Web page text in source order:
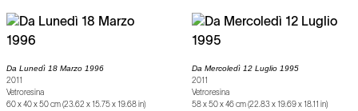
Da Lunedì 18 Marzo 1996
2011
Vetroresina
60 x 40 x 50 cm (23.62 x 15.75 x 19.68 in)
Da Mercoledì 12 Luglio 1995
2011
Vetroresina
58 x 50 x 46 cm (22.83 x 19.69 x 18.11 in)